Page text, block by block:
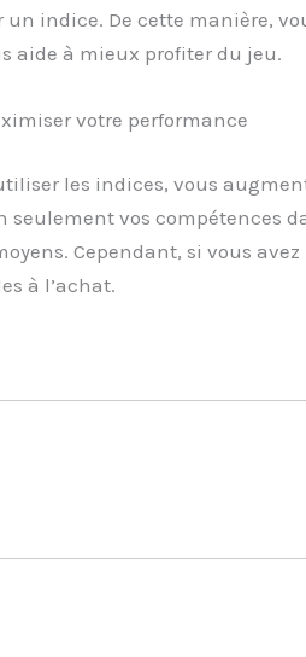
indice. De cette manière,
aide à mieux profiter du jeu.
votre performance
les indices, vous
seulement vos
Cependant, si vous
à l’achat.